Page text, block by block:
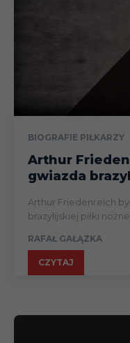
BIOGRAFIE PIŁKARZY
Arthur
gwiazda
Arthur Friedenreich
brazylijskiej piłki
RAFAŁ GAŁĄZKA
CZYTAJ